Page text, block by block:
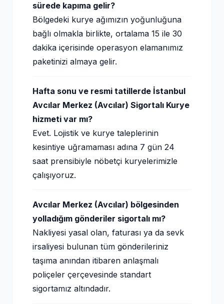
sürede kapıma gelir?
Bölgedeki kurye ağımızın yoğunluğuna
bağlı olmakla birlikte, ortalama 15 ile 30
dakika içerisinde operasyon elamanımız
paketinizi almaya gelir.
Hafta sonu ve resmi tatillerde İstanbul
Avcılar Merkez (Avcılar) Sigortalı Kurye
hizmeti var mı?
Evet. Lojistik ve kurye taleplerinin
kesintiye uğramaması adına 7 gün 24
saat prensibiyle nöbetçi kuryelerimizle
çalışıyoruz.
Avcılar Merkez (Avcılar) bölgesinden
yolladığım gönderiler sigortalı mı?
Nakliyesi yasal olan, faturası ya da sevk
irsaliyesi bulunan tüm gönderileriniz
taşıma anından itibaren anlaşmalı
poliçeler çerçevesinde standart
sigortamız altındadır.